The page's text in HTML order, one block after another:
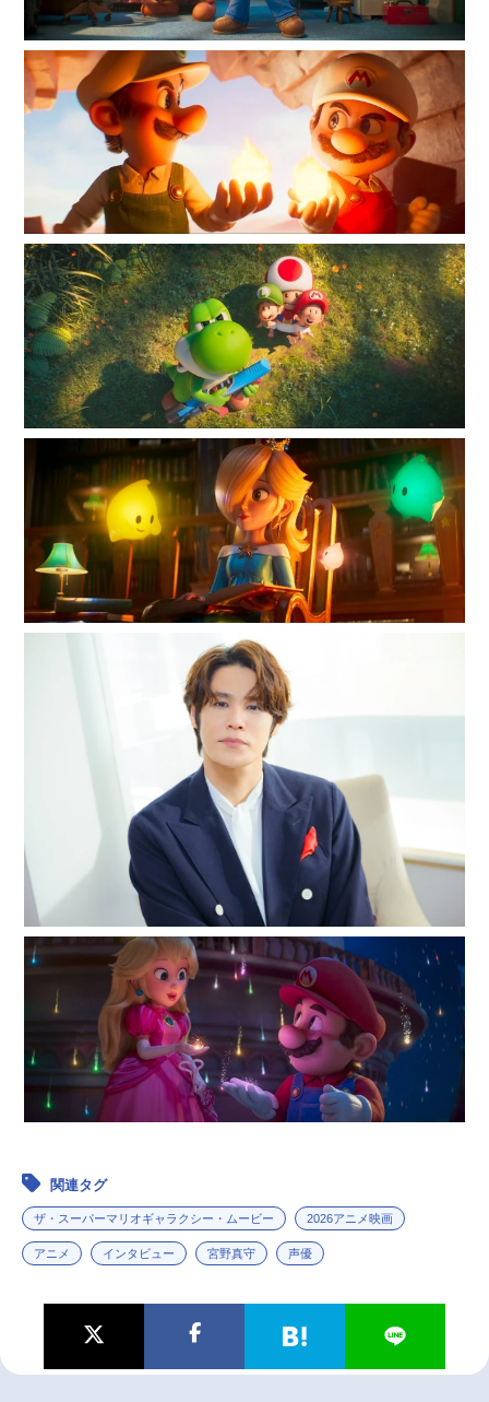
関連タグ
ザ・スーパーマリオギャラクシー・ムービー 2026アニメ映画
アニメ インタビュー 宮野真守 声優